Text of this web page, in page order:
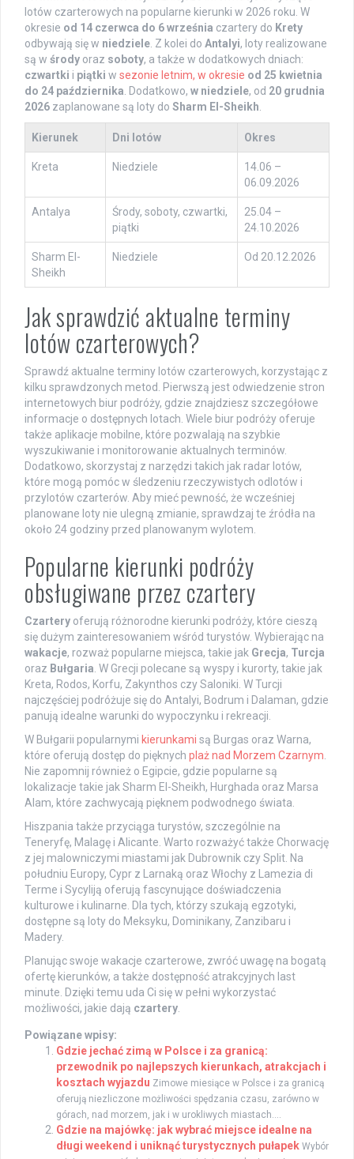
lotów czarterowych na popularne kierunki w 2026 roku. W
okresie od 14 czerwca do 6 września czartery do Krety
odbywają się w niedziele . Z kolei do Antalyi, loty realizowane
są w środy oraz soboty, a także w dodatkowych dniach:
czwartki i piątki w sezonie letnim, w okresie od 25 kwietnia
do 24 października . Dodatkowo, w niedziele, od 20 grudnia
2026 zaplanowane są loty do Sharm El-Sheikh
Kierunek Dni lotów Okres
Kreta Niedziele
14.06 –
06.09.2026
Antalya
Środy, soboty, czwartki,
piątki
25.04 –
24.10.2026
Sharm El-
Sheikh
Niedziele Od 20.12.2026
Jak sprawdzić aktualne terminy
lotów czarterowych?
Sprawdź aktualne terminy lotów czarterowych, korzystając z
kilku sprawdzonych metod. Pierwszą jest odwiedzenie stron
internetowych biur podróży, gdzie znajdziesz szczegółowe
informacje o dostępnych lotach. Wiele biur podróży oferuje
także aplikacje mobilne, które pozwalają na szybkie
wyszukiwanie i monitorowanie aktualnych terminów.
Dodatkowo, skorzystaj z narzędzi takich jak radar lotów,
które mogą pomóc w śledzeniu rzeczywistych odlotów i
przylotów czarterów. Aby mieć pewność, że wcześniej
planowane loty nie ulegną zmianie, sprawdzaj te źródła na
około 24 godziny przed planowanym wylotem.
Popularne kierunki podróży
obsługiwane przez czartery
Czartery oferują różnorodne kierunki podróży, które cieszą
się dużym zainteresowaniem wśród turystów. Wybierając na
wakacje, rozważ popularne miejsca, takie jak Grecja, Turcja
oraz Bułgaria . W Grecji polecane są wyspy i kurorty, takie jak
Kreta, Rodos, Korfu, Zakynthos czy Saloniki. W Turcji
najczęściej podróżuje się do Antalyi, Bodrum i Dalaman, gdzie
panują idealne warunki do wypoczynku i rekreacji.
W Bułgarii popularnymi kierunkami są Burgas oraz Warna,
które oferują dostęp do pięknych plaż nad Morzem Czarnym
Nie zapomnij również o Egipcie, gdzie popularne są
lokalizacje takie jak Sharm El-Sheikh, Hurghada oraz Marsa
Alam, które zachwycają pięknem podwodnego świata.
Hiszpania także przyciąga turystów, szczególnie na
Teneryfę, Malagę i Alicante. Warto rozważyć także Chorwację
z jej malowniczymi miastami jak Dubrownik czy Split. Na
południu Europy, Cypr z Larnaką oraz Włochy z Lamezia di
Terme i Sycyliją oferują fascynujące doświadczenia
kulturowe i kulinarne. Dla tych, którzy szukają egzotyki,
dostępne są loty do Meksyku, Dominikany, Zanzibaru i
Madery.
Planując swoje wakacje czarterowe, zwróć uwagę na bogatą
ofertę kierunków, a także dostępność atrakcyjnych last
minute. Dzięki temu uda Ci się w pełni wykorzystać
możliwości, jakie dają czartery
Powiązane wpisy:
Gdzie jechać zimą w Polsce i za granicą:
przewodnik po najlepszych kierunkach, atrakcjach i
kosztach wyjazdu Zimowe miesiące w Polsce i za granicą
oferują niezliczone możliwości spędzania czasu, zarówno w
górach, nad morzem, jak i w urokliwych miastach....
Gdzie na majówkę: jak wybrać miejsce idealne na
długi weekend i uniknąć turystycznych pułapek Wybór